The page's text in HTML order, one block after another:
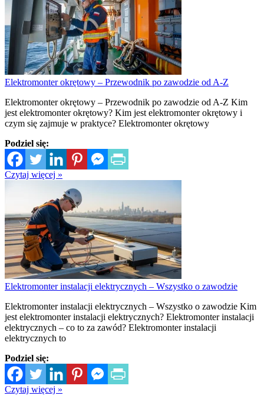
Elektromonter okrętowy – Przewodnik po zawodzie od A-Z
Elektromonter okrętowy – Przewodnik po zawodzie od A-Z Kim
jest elektromonter okrętowy? Kim jest elektromonter okrętowy i
czym się zajmuje w praktyce? Elektromonter okrętowy
Podziel się:
Czytaj więcej »
Elektromonter instalacji elektrycznych – Wszystko o zawodzie
Elektromonter instalacji elektrycznych – Wszystko o zawodzie Kim
jest elektromonter instalacji elektrycznych? Elektromonter instalacji
elektrycznych – co to za zawód? Elektromonter instalacji
elektrycznych to
Podziel się:
Czytaj więcej »